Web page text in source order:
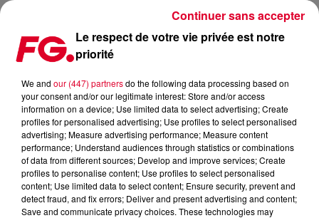
FG MIX DANCE : JAMES HYPE
Le respect de votre vie privée est notre
priorité
We and our (447) partnersdo the following data processing based on
your consent and/or our legitimate interest: Store and/or access
information on a device; Use limited data to select advertising; Create
profiles for personalised advertising; Use profiles to select personalised
advertising; Measure advertising performance; Measure content
performance; Understand audiences through statistics or combinations
of data from different sources; Develop and improve services; Create
profiles to personalise content; Use profiles to select personalised
content; Use limited data to select content; Ensure security, prevent and
detect fraud, and fix errors; Deliver and present advertising and content;
Save and communicate privacy choices. These technologies may
Continuer sans accepter